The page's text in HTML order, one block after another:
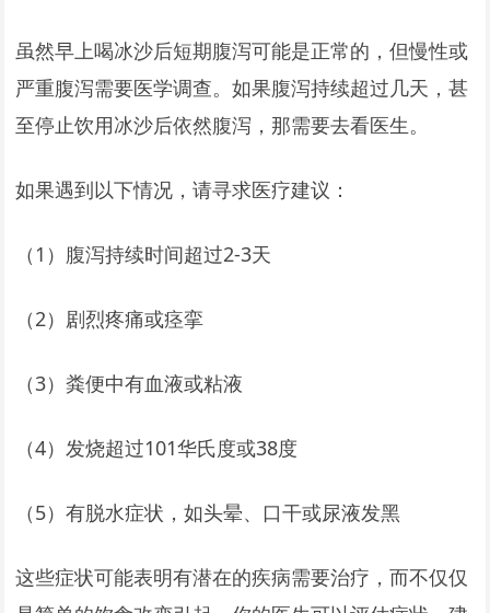
虽然早上喝冰沙后短期腹泻可能是正常的，但慢性或
严重腹泻需要医学调查。如果腹泻持续超过几天，甚
至停止饮用冰沙后依然腹泻，那需要去看医生。
如果遇到以下情况，请寻求医疗建议：
（1）腹泻持续时间超过2-3天
（2）剧烈疼痛或痉挛
（3）粪便中有血液或粘液
（4）发烧超过101华氏度或38度
（5）有脱水症状，如头晕、口干或尿液发黑
这些症状可能表明有潜在的疾病需要治疗，而不仅仅